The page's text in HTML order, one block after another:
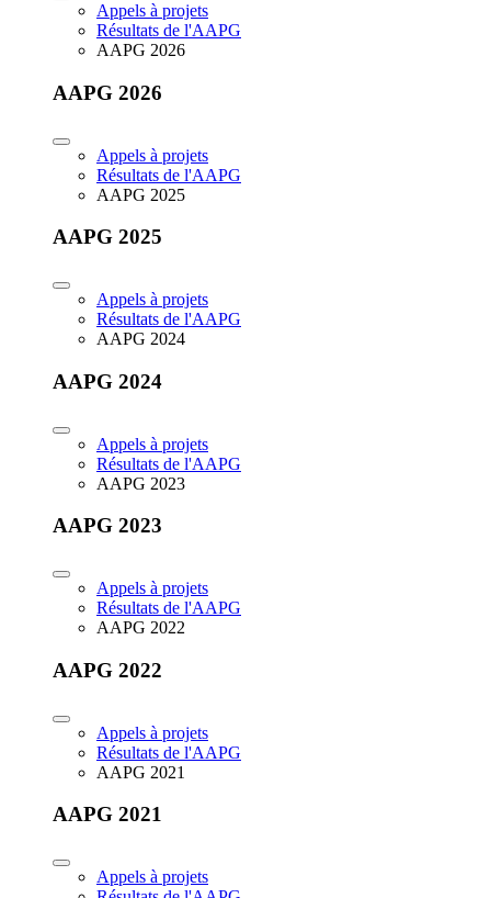
Appels à projets
Résultats de l'AAPG
AAPG 2026
AAPG 2026
Appels à projets
Résultats de l'AAPG
AAPG 2025
AAPG 2025
Appels à projets
Résultats de l'AAPG
AAPG 2024
AAPG 2024
Appels à projets
Résultats de l'AAPG
AAPG 2023
AAPG 2023
Appels à projets
Résultats de l'AAPG
AAPG 2022
AAPG 2022
Appels à projets
Résultats de l'AAPG
AAPG 2021
AAPG 2021
Appels à projets